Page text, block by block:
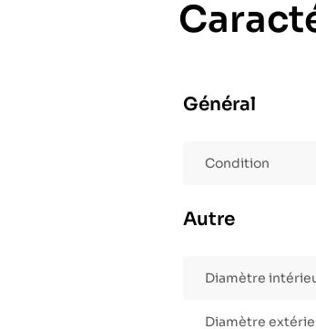
Général
Condition
Autre
Diamètre
Diamètre